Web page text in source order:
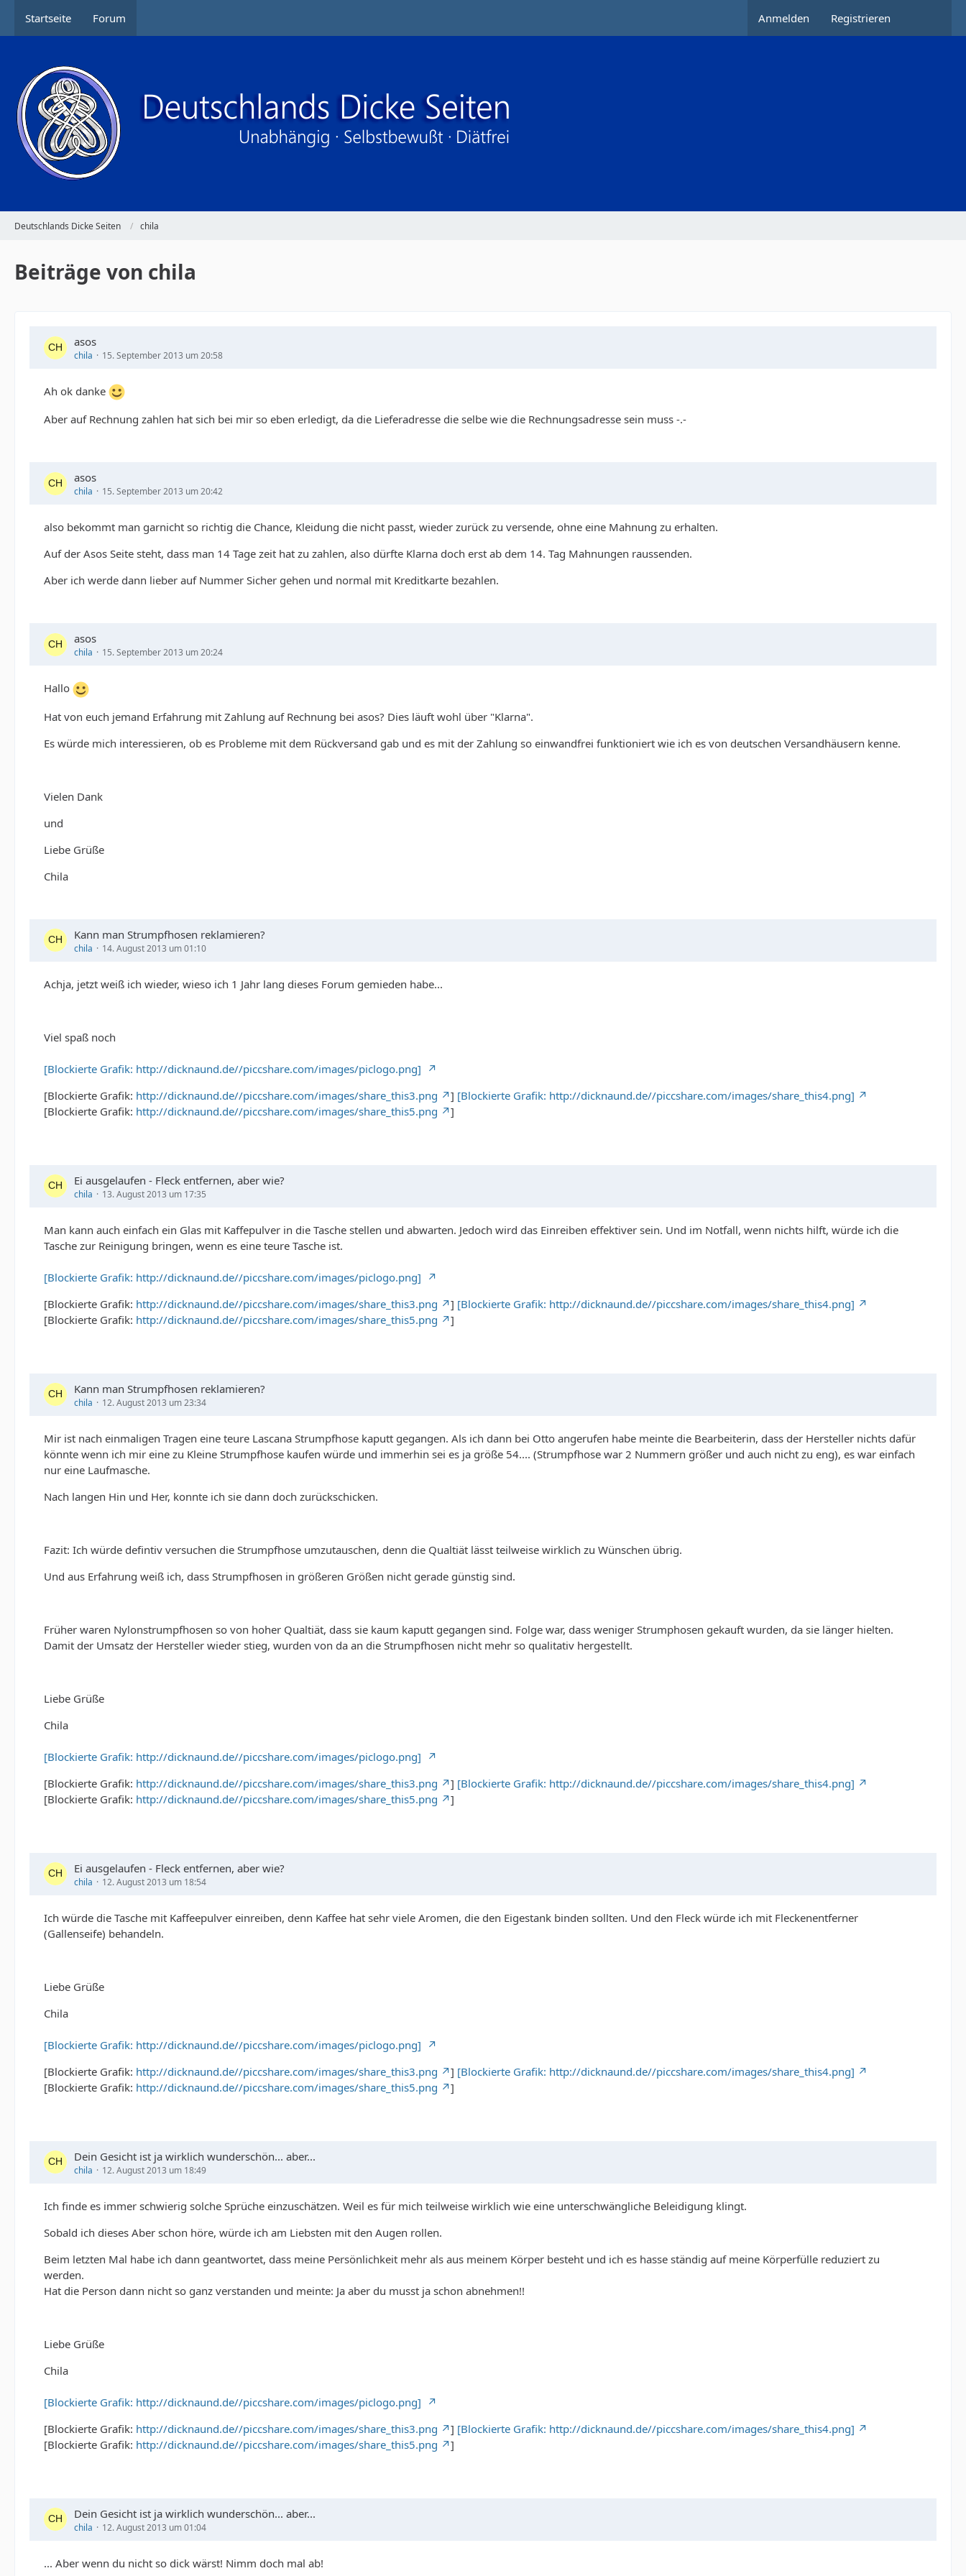
Startseite Forum Anmelden Registrieren
Deutschlands Dicke Seiten chila
Beiträge von chila
asos
chila 15. September 2013 um 20:58
Ah ok danke
Aber auf Rechnung zahlen hat sich bei mir so eben erledigt, da die Lieferadresse die selbe wie die Rechnungsadresse sein muss -.-
asos
chila 15. September 2013 um 20:42
also bekommt man garnicht so richtig die Chance, Kleidung die nicht passt, wieder zurück zu versende, ohne eine Mahnung zu erhalten.
Auf der Asos Seite steht, dass man 14 Tage zeit hat zu zahlen, also dürfte Klarna doch erst ab dem 14. Tag Mahnungen raussenden.
Aber ich werde dann lieber auf Nummer Sicher gehen und normal mit Kreditkarte bezahlen.
asos
chila 15. September 2013 um 20:24
Hallo
Hat von euch jemand Erfahrung mit Zahlung auf Rechnung bei asos? Dies läuft wohl über "Klarna".
Es würde mich interessieren, ob es Probleme mit dem Rückversand gab und es mit der Zahlung so einwandfrei funktioniert wie ich es von deutschen Versandhäusern kenne.
Vielen Dank
und
Liebe Grüße
Chila
Kann man Strumpfhosen reklamieren?
chila 14. August 2013 um 01:10
Achja, jetzt weiß ich wieder, wieso ich 1 Jahr lang dieses Forum gemieden habe...
Viel spaß noch
[Blockierte Grafik: http://dicknaund.de//piccshare.com/images/piclogo.png]
[Blockierte Grafik: http://dicknaund.de//piccshare.com/images/share_this3.png ] [Blockierte Grafik: http://dicknaund.de//piccshare.com/images/share_this4.png]
[Blockierte Grafik: http://dicknaund.de//piccshare.com/images/share_this5.png ]
Ei ausgelaufen - Fleck entfernen, aber wie?
chila 13. August 2013 um 17:35
Man kann auch einfach ein Glas mit Kaffepulver in die Tasche stellen und abwarten. Jedoch wird das Einreiben effektiver sein. Und im Notfall, wenn nichts hilft, würde ich die
Tasche zur Reinigung bringen, wenn es eine teure Tasche ist.
[Blockierte Grafik: http://dicknaund.de//piccshare.com/images/piclogo.png]
[Blockierte Grafik: http://dicknaund.de//piccshare.com/images/share_this3.png ] [Blockierte Grafik: http://dicknaund.de//piccshare.com/images/share_this4.png]
[Blockierte Grafik: http://dicknaund.de//piccshare.com/images/share_this5.png ]
Kann man Strumpfhosen reklamieren?
chila 12. August 2013 um 23:34
Mir ist nach einmaligen Tragen eine teure Lascana Strumpfhose kaputt gegangen. Als ich dann bei Otto angerufen habe meinte die Bearbeiterin, dass der Hersteller nichts dafür
könnte wenn ich mir eine zu Kleine Strumpfhose kaufen würde und immerhin sei es ja größe 54.... (Strumpfhose war 2 Nummern größer und auch nicht zu eng), es war einfach
nur eine Laufmasche.
Nach langen Hin und Her, konnte ich sie dann doch zurückschicken.
Fazit: Ich würde defintiv versuchen die Strumpfhose umzutauschen, denn die Qualtiät lässt teilweise wirklich zu Wünschen übrig.
Und aus Erfahrung weiß ich, dass Strumpfhosen in größeren Größen nicht gerade günstig sind.
Früher waren Nylonstrumpfhosen so von hoher Qualtiät, dass sie kaum kaputt gegangen sind. Folge war, dass weniger Strumphosen gekauft wurden, da sie länger hielten.
Damit der Umsatz der Hersteller wieder stieg, wurden von da an die Strumpfhosen nicht mehr so qualitativ hergestellt.
Liebe Grüße
Chila
[Blockierte Grafik: http://dicknaund.de//piccshare.com/images/piclogo.png]
[Blockierte Grafik: http://dicknaund.de//piccshare.com/images/share_this3.png ] [Blockierte Grafik: http://dicknaund.de//piccshare.com/images/share_this4.png]
[Blockierte Grafik: http://dicknaund.de//piccshare.com/images/share_this5.png ]
Ei ausgelaufen - Fleck entfernen, aber wie?
chila 12. August 2013 um 18:54
Ich würde die Tasche mit Kaffeepulver einreiben, denn Kaffee hat sehr viele Aromen, die den Eigestank binden sollten. Und den Fleck würde ich mit Fleckenentferner
(Gallenseife) behandeln.
Liebe Grüße
Chila
[Blockierte Grafik: http://dicknaund.de//piccshare.com/images/piclogo.png]
[Blockierte Grafik: http://dicknaund.de//piccshare.com/images/share_this3.png ] [Blockierte Grafik: http://dicknaund.de//piccshare.com/images/share_this4.png]
[Blockierte Grafik: http://dicknaund.de//piccshare.com/images/share_this5.png ]
Dein Gesicht ist ja wirklich wunderschön... aber...
chila 12. August 2013 um 18:49
Ich finde es immer schwierig solche Sprüche einzuschätzen. Weil es für mich teilweise wirklich wie eine unterschwängliche Beleidigung klingt.
Sobald ich dieses Aber schon höre, würde ich am Liebsten mit den Augen rollen.
Beim letzten Mal habe ich dann geantwortet, dass meine Persönlichkeit mehr als aus meinem Körper besteht und ich es hasse ständig auf meine Körperfülle reduziert zu
werden.
Hat die Person dann nicht so ganz verstanden und meinte: Ja aber du musst ja schon abnehmen!!
Liebe Grüße
Chila
[Blockierte Grafik: http://dicknaund.de//piccshare.com/images/piclogo.png]
[Blockierte Grafik: http://dicknaund.de//piccshare.com/images/share_this3.png ] [Blockierte Grafik: http://dicknaund.de//piccshare.com/images/share_this4.png]
[Blockierte Grafik: http://dicknaund.de//piccshare.com/images/share_this5.png ]
Dein Gesicht ist ja wirklich wunderschön... aber...
chila 12. August 2013 um 01:04
... Aber wenn du nicht so dick wärst! Nimm doch mal ab!